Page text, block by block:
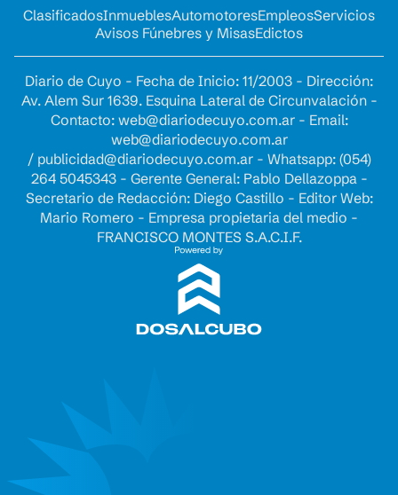
ClasificadosInmueblesAutomotoresEmpleosServicios
Avisos Fúnebres y MisasEdictos
Diario de Cuyo - Fecha de Inicio: 11/2003 - Dirección:
Av. Alem Sur 1639. Esquina Lateral de Circunvalación -
Contacto: web@diariodecuyo.com.ar- Email:
web@diariodecuyo.com.ar
/ publicidad@diariodecuyo.com.ar- Whatsapp: (054)
264 5045343 - Gerente General: Pablo Dellazoppa -
Secretario de Redacción: Diego Castillo - Editor Web:
Mario Romero - Empresa propietaria del medio -
FRANCISCO MONTES S.A.C.I.F.